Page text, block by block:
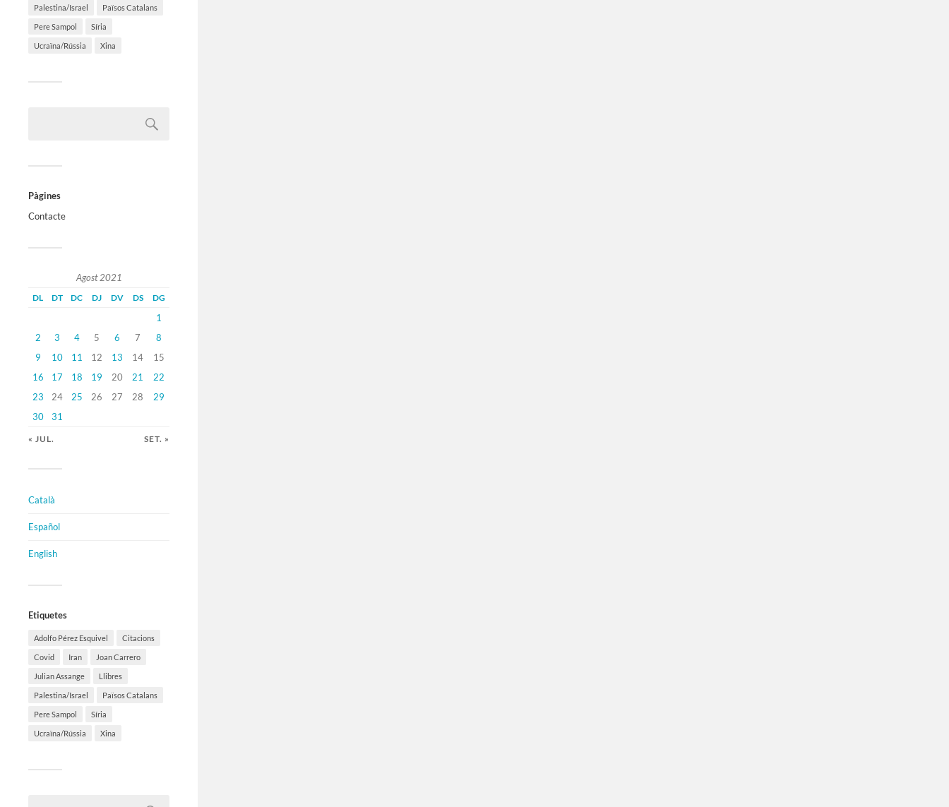
Palestina/Israel Països Catalans
Pere Sampol Síria
Ucraïna/Rússia Xina
Pàgines
Contacte
Agost 2021
DL DT DC DJ DV DS DG
1
2
3 4 5 6 7
8
9
10 11 12 13 14
15
16
17 18 19 20 21
22
23
24 25 26 27 28
29
30
31
« JUL. SET. »
Català
Español
English
Etiquetes
Adolfo Pérez Esquivel Citacions
Covid Iran Joan Carrero
Julian Assange Llibres
Palestina/Israel Països Catalans
Pere Sampol Síria
Ucraïna/Rússia Xina